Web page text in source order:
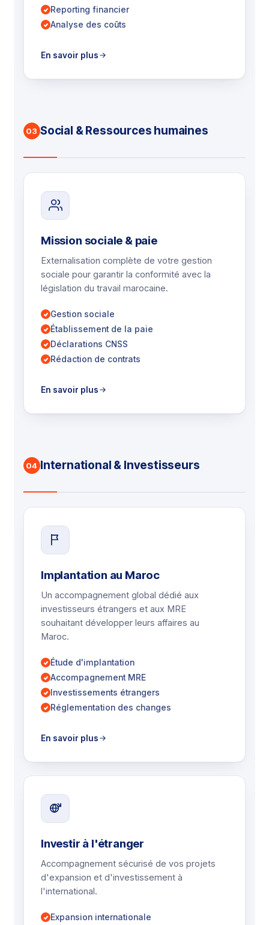
Reporting financier
Analyse des coûts
En savoir plus
03 Social & Ressources humaines
Mission sociale & paie
Externalisation complète de votre gestion
sociale pour garantir la conformité avec la
législation du travail marocaine.
Gestion sociale
Établissement de la paie
Déclarations CNSS
Rédaction de contrats
En savoir plus
04 International & Investisseurs
Implantation au Maroc
Un accompagnement global dédié aux
investisseurs étrangers et aux MRE
souhaitant développer leurs affaires au
Maroc.
Étude d'implantation
Accompagnement MRE
Investissements étrangers
Réglementation des changes
En savoir plus
Investir à l'étranger
Accompagnement sécurisé de vos projets
d'expansion et d'investissement à
l'international.
Expansion internationale